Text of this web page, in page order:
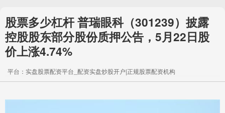
股票多少杠杆 普瑞眼科（301239）披露
控股股东部分股份质押公告，5月22日股
价上涨4.74%
平台：实盘股票配资平台_配资实盘炒股开户|正规股票配资机构